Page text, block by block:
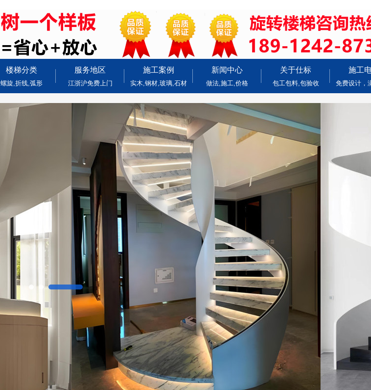
楼梯分类
螺旋,折线,弧形
服务地区
江浙沪免费上门
施工案例
实木,钢材,玻璃,石材
新闻中心
做法,施工,价格
关于仕标
包工包料,包验收
施工
免费设计，